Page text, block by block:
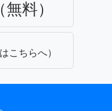
無料）
こちらへ）